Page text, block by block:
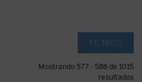
FILTROS
Mostrando 577 - 588 de 1015
resultados